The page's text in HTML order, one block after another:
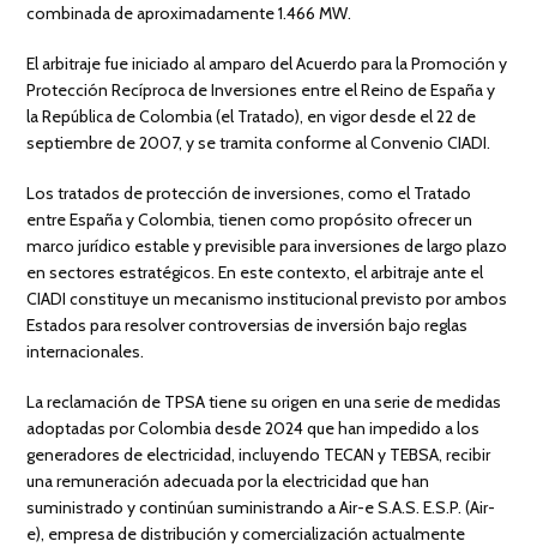
combinada de aproximadamente 1.466 MW.
El arbitraje fue iniciado al amparo del Acuerdo para la Promoción y
Protección Recíproca de Inversiones entre el Reino de España y
la República de Colombia (el Tratado), en vigor desde el 22 de
septiembre de 2007, y se tramita conforme al Convenio CIADI.
Los tratados de protección de inversiones, como el Tratado
entre España y Colombia, tienen como propósito ofrecer un
marco jurídico estable y previsible para inversiones de largo plazo
en sectores estratégicos. En este contexto, el arbitraje ante el
CIADI constituye un mecanismo institucional previsto por ambos
Estados para resolver controversias de inversión bajo reglas
internacionales.
La reclamación de TPSA tiene su origen en una serie de medidas
adoptadas por Colombia desde 2024 que han impedido a los
generadores de electricidad, incluyendo TECAN y TEBSA, recibir
una remuneración adecuada por la electricidad que han
suministrado y continúan suministrando a Air-e S.A.S. E.S.P. (Air-
e), empresa de distribución y comercialización actualmente